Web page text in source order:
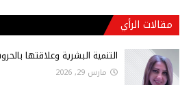
مقالات الرأي
التنمية البشرية وعلاقتها
مارس 29, 2026